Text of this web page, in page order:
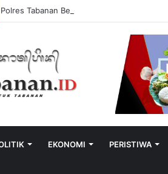
EKONOMI PERISTIWA